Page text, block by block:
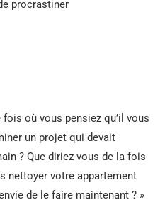
procrastiner
où vous pensiez qu’il vous
un projet qui devait
? Que diriez-vous de la fois
nettoyer votre appartement
de le faire maintenant ? »